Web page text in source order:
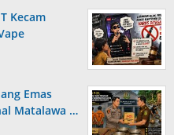
Kecam
Emas
Matalawa …